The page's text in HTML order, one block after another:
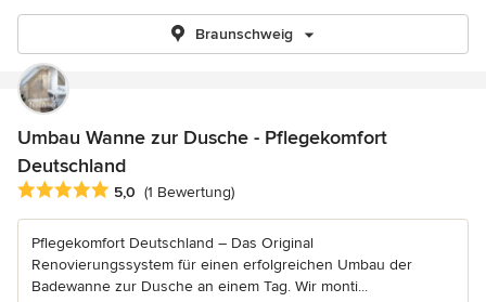
Braunschweig
Umbau Wanne zur Dusche - Pflegekomfort
Deutschland
Durchschnittliche Bewertung: 5 von 5 Sternen
5,0 (1 Bewertung)
Pflegekomfort Deutschland – Das Original
Renovierungssystem für einen erfolgreichen Umbau der
Badewanne zur Dusche an einem Tag. Wir monti...